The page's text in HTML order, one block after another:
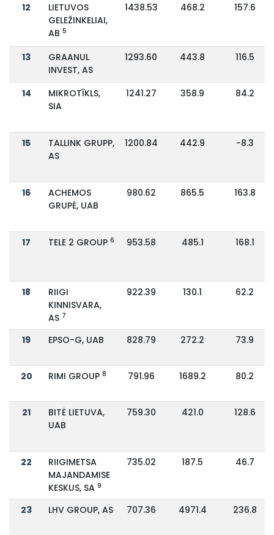
12
LIETUVOS
GELEŽINKELIAI,
AB 5
1438.53 468.2 157.6
13
GRAANUL
INVEST, AS
1293.60 443.8 116.5
14
MIKROTĪKLS,
SIA
1241.27 358.9 84.2
15
TALLINK GRUPP,
AS
1200.84 442.9 -8.3
16
ACHEMOS
GRUPĖ, UAB
980.62 865.5 163.8
17 TELE 2 GROUP 6 953.58 485.1 168.1
18
RIIGI
KINNISVARA,
AS 7
922.39 130.1 62.2
19 EPSO-G, UAB 828.79 272.2 73.9
20 RIMI GROUP 8 791.96 1689.2 80.2
21
BITĖ LIETUVA,
UAB
759.30 421.0 128.6
22
RIIGIMETSA
MAJANDAMISE
KESKUS, SA 9
735.02 187.5 46.7
23 LHV GROUP, AS 707.36 4971.4 236.8